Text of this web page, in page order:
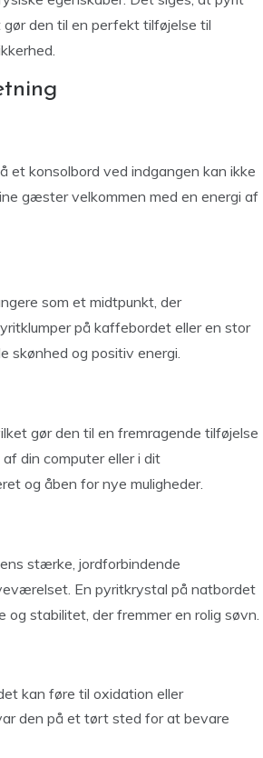
den til en perfekt tilføjelse til
et konsolbord ved indgangen kan ikke
gæster velkommen med en energi af
som et midtpunkt, der
på kaffebordet eller en stor
skønhed og positiv energi.
gør den til en fremragende tilføjelse
din computer eller i dit
og åben for nye muligheder.
stærke, jordforbindende
En pyritkrystal på natbordet
stabilitet, der fremmer en rolig søvn.
kan føre til oxidation eller
den på et tørt sted for at bevare